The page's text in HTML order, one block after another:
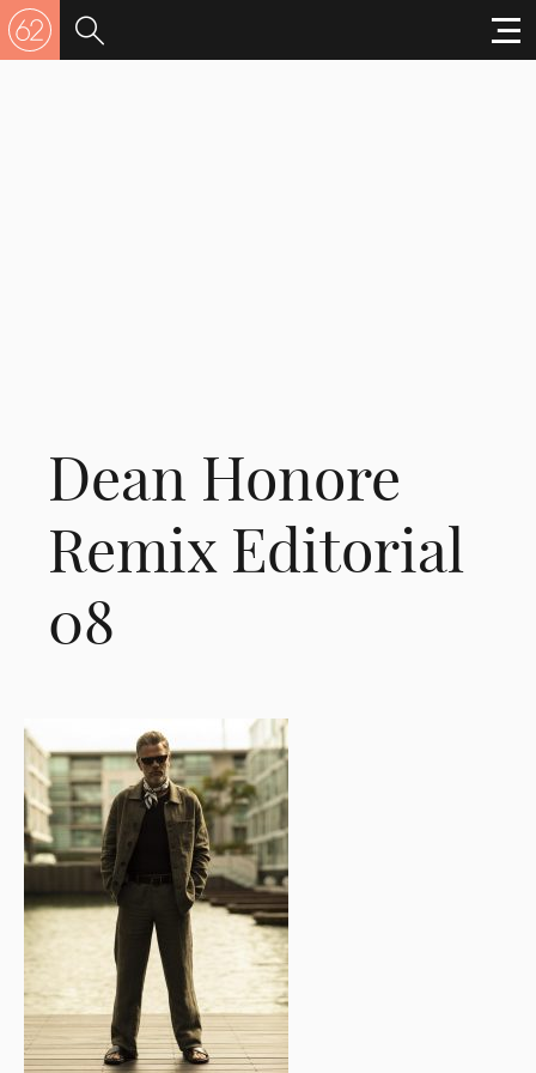
Dean Honore
Remix Editorial
08